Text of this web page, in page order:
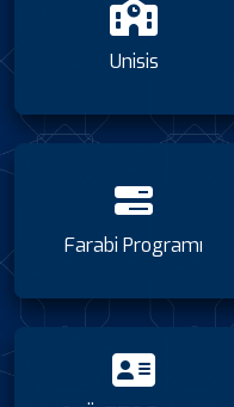
Unisis
Farabi Programı